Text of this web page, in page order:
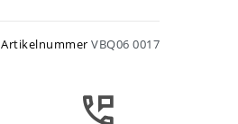
Artikelnummer VBQ06 0017